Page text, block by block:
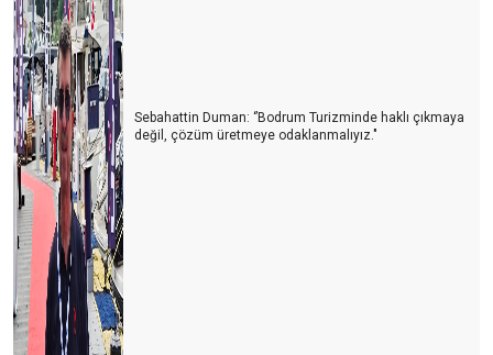
"Şam Babası. Para vermekle Baba olunmaz…"
HER ŞEY DAHİL İSRAFI NASIL ÖNLENİR?
AB’DEN TÜRKLERE AŞI ENGELİ…
TURiST REHBERLiĞi YASASINDA SON RÖTUŞLAR…
KORONA'NIN KRONOLOJiSi
YENi REHBERLiK KANUNU HAKKINDA
Yeni Trend; “FLY & DRIVE”
SADECE BAŞLIK OKUYANLARDAN ÇEKTİĞİM…
Sebahattin Duman: ‘’Bodrum Turizminde haklı çıkmaya
değil, çözüm üretmeye odaklanmalıyız."